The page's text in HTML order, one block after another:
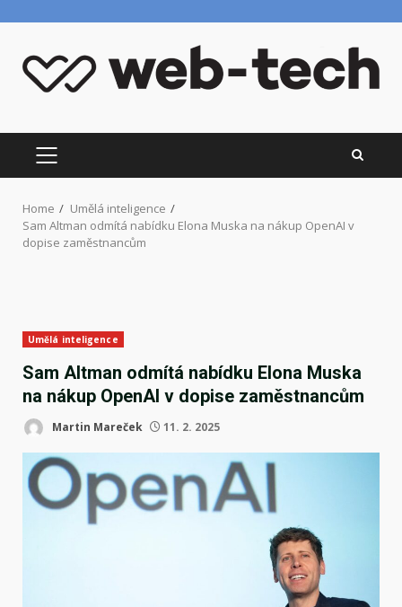
content
PRIMARY
MENU
Home
Umělá inteligence
Sam Altman odmítá nabídku Elona Muska na nákup OpenAI v
dopise zaměstnancům
Umělá inteligence
Sam Altman odmítá nabídku Elona Muska
na nákup OpenAI v dopise zaměstnancům
Martin Mareček 11. 2. 2025